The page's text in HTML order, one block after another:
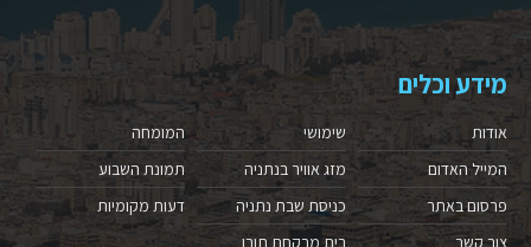
מידע וכלים
אודות
המייל האדום
פרסום באתר
שימושי
מזג אוויר בנתניה
כניסת שבת נתניה
המומחה
תמונת השבוע
דעות מקומיות